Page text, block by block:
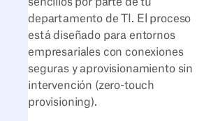
departamento de TI. El proceso
está diseñado para entornos
empresariales con conexiones
seguras y aprovisionamiento sin
intervención (zero-touch
provisioning).